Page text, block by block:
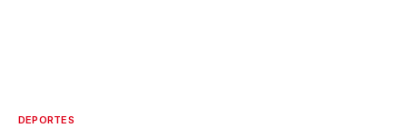
DEPORTES